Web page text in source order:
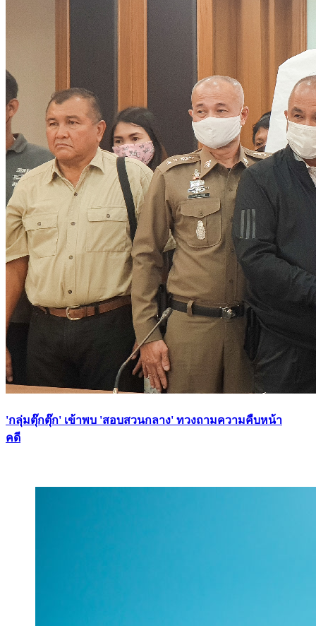
'กลุ่มตุ๊กตุ๊ก' เข้าพบ 'สอบสวนกลาง' ทวงถามความคืบหน้า
คดี